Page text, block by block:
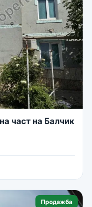
част на Балчик
Продажба